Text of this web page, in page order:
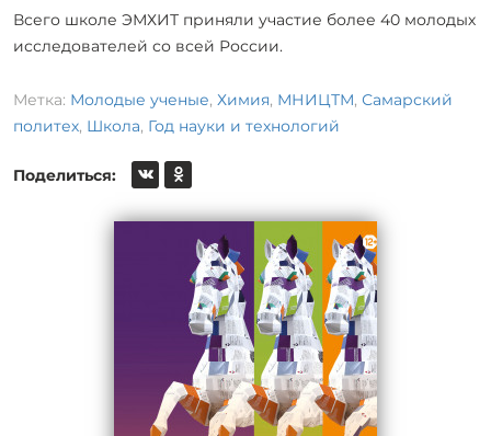
Всего школе ЭМХИТ приняли участие более 40 молодых
исследователей со всей России.
Метка: Молодые ученые, Химия, МНИЦТМ, Самарский
политех, Школа, Год науки и технологий
Поделиться: